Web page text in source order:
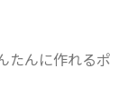
たんに作れるポ